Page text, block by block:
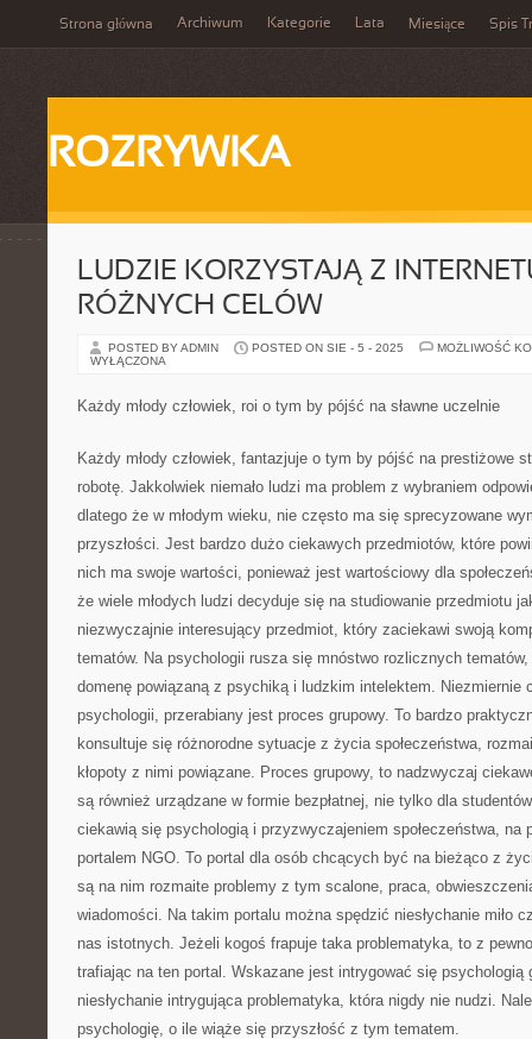
Strona główna Archiwum Kategorie Lata Miesiące Spis
ROZRYWKA
LUDZIE KORZYSTAJĄ Z
RÓŻNYCH CELÓW
POSTED BY ADMIN POSTED ON SIE - 5 - 2025
MOŻLIWOŚĆ
WYŁĄCZONA
Każdy młody człowiek, roi o tym by pójść na sławne uczelnie
Każdy młody człowiek, fantazjuje o tym by pójść na prestiżowe
robotę. Jakkolwiek niemało ludzi ma problem z wybraniem
dlatego że w młodym wieku, nie często ma się sprecyzowane
przyszłości. Jest bardzo dużo ciekawych przedmiotów, które
nich ma swoje wartości, ponieważ jest wartościowy dla
że wiele młodych ludzi decyduje się na studiowanie przedmiotu
niezwyczajnie interesujący przedmiot, który zaciekawi swoją
tematów. Na psychologii rusza się mnóstwo rozlicznych
domenę powiązaną z psychiką i ludzkim intelektem. Niezmiernie
psychologii, przerabiany jest proces grupowy. To bardzo
konsultuje się różnorodne sytuacje z życia społeczeństwa,
kłopoty z nimi powiązane. Proces grupowy, to nadzwyczaj
są również urządzane w formie bezpłatnej, nie tylko dla
ciekawią się psychologią i przyzwyczajeniem społeczeństwa, na
portalem NGO. To portal dla osób chcących być na bieżąco z
są na nim rozmaite problemy z tym scalone, praca,
wiadomości. Na takim portalu można spędzić niesłychanie miło
nas istotnych. Jeżeli kogoś frapuje taka problematyka, to z
trafiając na ten portal. Wskazane jest intrygować się psychologią
niesłychanie intrygująca problematyka, która nigdy nie nudzi.
psychologię, o ile wiąże się przyszłość z tym tematem.